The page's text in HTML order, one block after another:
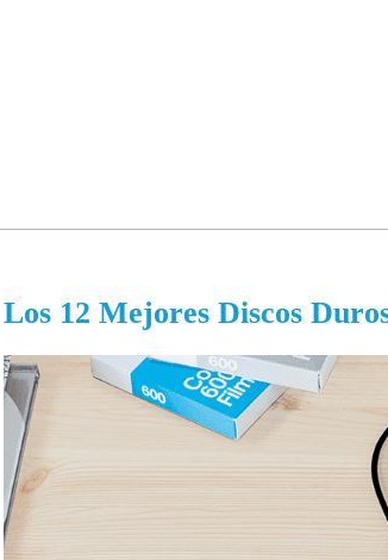
Los 12 Mejores Discos